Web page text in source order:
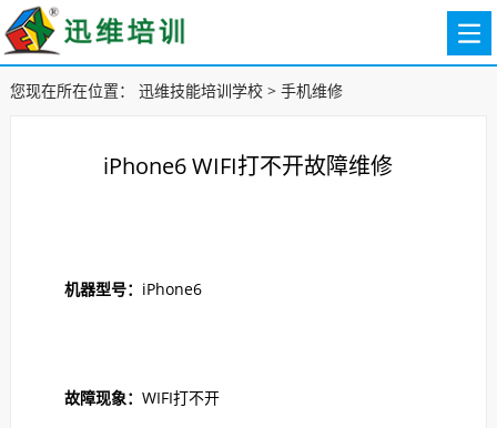
您现在所在位置： 迅维技能培训学校> 手机维修
iPhone6 WIFI打不开故障维修
机器型号： iPhone6
故障现象： WIFI打不开